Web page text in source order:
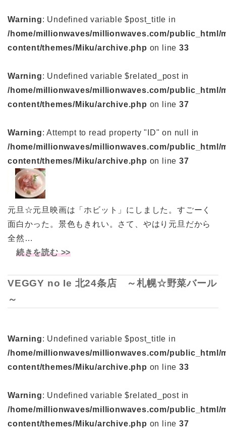
Warning: Undefined variable $post_title in
/home/millionwaves/millionwaves.com/public_html/
content/themes/Miku/archive.php on line33
Warning: Undefined variable $related_post in
/home/millionwaves/millionwaves.com/public_html/
content/themes/Miku/archive.php on line37
Warning: Attempt to read property "ID" on null in
/home/millionwaves/millionwaves.com/public_html/
content/themes/Miku/archive.php on line37
元旦☆元旦映画は「ホビット」にしました。すごーく
面白かった。景色もきれい。さて、やはり元旦だから
全然…
続きを読む >>
VEGGY no Ie 北24条店 ～札幌☆野菜バール
～
Warning: Undefined variable $post_title in
/home/millionwaves/millionwaves.com/public_html/
content/themes/Miku/archive.php on line33
Warning: Undefined variable $related_post in
/home/millionwaves/millionwaves.com/public_html/
content/themes/Miku/archive.php on line37